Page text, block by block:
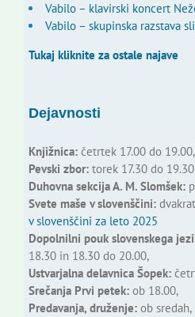
Vabilo – klavirski koncert
Vabilo – skupinska razstava
Tukaj kliknite za ostale najave
Dejavnosti
Knjižnica:četrtek 17.00 do 19.00,
Pevski zbor:torek 17.30 do
Duhovna sekcija A. M. Slomšek:
Svete maše v slovenščini:
v slovenščini za leto 2025
Dopolnilni pouk slovenskega
18.30 in 18.30 do 20.00,
Ustvarjalna delavnica Šopek:
Srečanja Prvi petek:ob 18.00,
Predavanja, druženje:ob sredah,